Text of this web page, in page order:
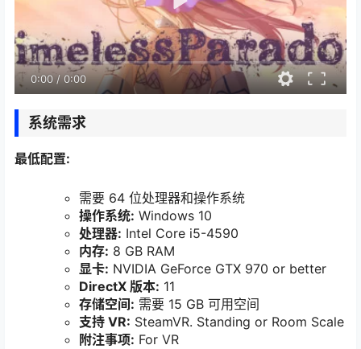
0:00/ 0:00
系统需求
最低配置:
需要 64 位处理器和操作系统
操作系统: Windows 10
处理器: Intel Core i5-4590
内存: 8 GB RAM
显卡: NVIDIA GeForce GTX 970 or better
DirectX 版本: 11
存储空间: 需要 15 GB 可用空间
支持 VR: SteamVR. Standing or Room Scale
附注事项: For VR